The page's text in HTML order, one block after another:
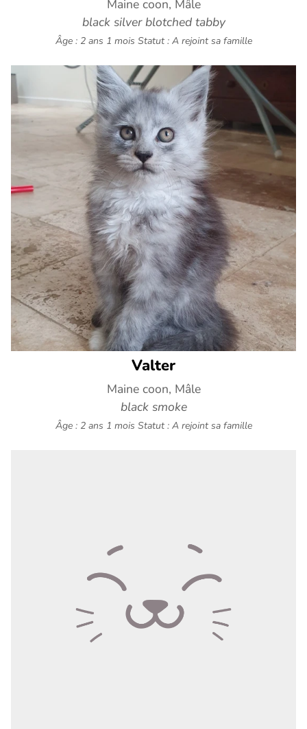
Maine coon, Mâle
black silver blotched tabby
Âge : 2 ans 1 mois Statut : A rejoint sa famille
Valter
Maine coon, Mâle
black smoke
Âge : 2 ans 1 mois Statut : A rejoint sa famille